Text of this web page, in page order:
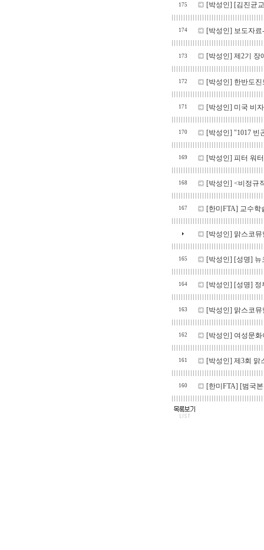
175 [박성인] [김진균
174 [박성인] 보도자
173 [박성인] 제2기 장
172 [박성인] 한반도
171 [박성인] 미국 비
170 [박성인] "1017 빈
169 [박성인] 피터 워
168 [박성인] <비정규
167 [한미FTA] 교수학
[박성인] 맑스코
165 [박성인] [성명] 뉴
164 [박성인] [성명] 정
163 [박성인] 맑스코
162 [박성인] 여성문
161 [박성인] 제3회 맑
160 [한미FTA] [범국